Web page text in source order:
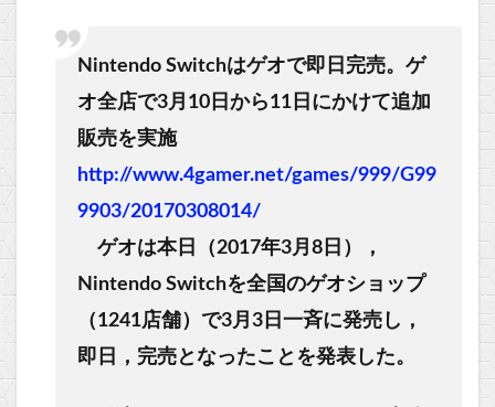
Nintendo Switchはゲオで即日完売。ゲ
オ全店で3月10日から11日にかけて追加
販売を実施
http://www.4gamer.net/games/999/G99
9903/20170308014/
ゲオは本日（2017年3月8日），
Nintendo Switchを全国のゲオショップ
（1241店舗）で3月3日一斉に発売し，
即日，完売となったことを発表した。